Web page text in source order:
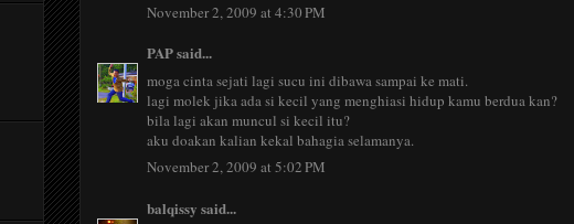
November 2, 2009 at 4:30 PM
PAPsaid...
moga cinta sejati lagi sucu ini dibawa sampai ke mati.
lagi molek jika ada si kecil yang menghiasi hidup kamu berdua kan?
bila lagi akan muncul si kecil itu?
aku doakan kalian kekal bahagia selamanya.
November 2, 2009 at 5:02 PM
balqissy said...